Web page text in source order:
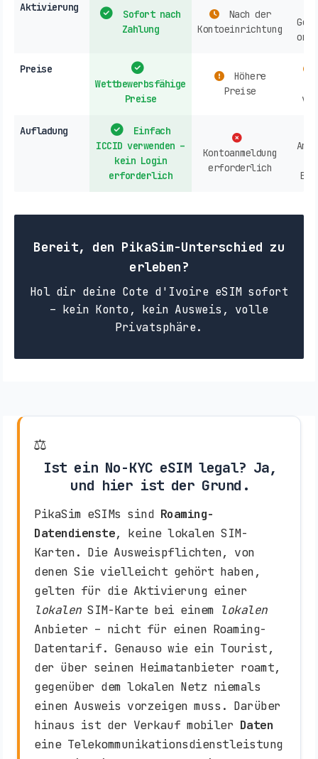
Aktivierung
Sofort nach
Zahlung
Nach der
Kontoeinrichtung
Preise
Wettbewerbsfähige
Preise
Höhere
Preise
Aufladung
Einfach
ICCID verwenden –
kein Login
erforderlich
Kontoanmeldung
erforderlich
Bereit, den PikaSim-Unterschied zu
erleben?
Hol dir deine Cote d'Ivoire eSIM sofort
– kein Konto, kein Ausweis, volle
Privatsphäre.
⚖️
Ist ein No-KYC eSIM legal? Ja,
und hier ist der Grund.
PikaSim eSIMs sind Roaming-
Datendienste, keine lokalen SIM-
Karten. Die Ausweispflichten, von
denen Sie vielleicht gehört haben,
gelten für die Aktivierung einer
lokalenSIM-Karte bei einem lokalen
Anbieter – nicht für einen Roaming-
Datentarif. Genauso wie ein Tourist,
der über seinen Heimatanbieter roamt,
gegenüber dem lokalen Netz niemals
einen Ausweis vorzeigen muss. Darüber
hinaus ist der Verkauf mobiler Daten
eine Telekommunikationsdienstleistung